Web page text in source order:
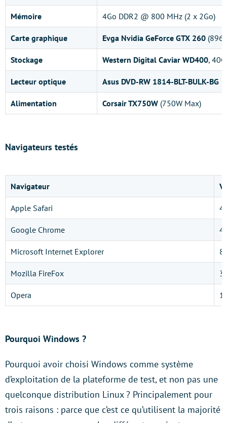
Mémoire 4Go DDR2 @ 800 MHz (2 x 2Go)
Carte graphique Evga Nvidia GeForce GTX 260 (896
Stockage Western Digital Caviar WD400,
Lecteur optique Asus DVD-RW 1814-BLT-BULK-BG
Alimentation Corsair TX750W (750W Max)
Navigateurs testés
Navigateur
Apple Safari
Google Chrome
Microsoft Internet Explorer 8
Mozilla FireFox
Opera
Pourquoi Windows ?
Pourquoi avoir choisi Windows comme système
d’exploitation de la plateforme de test, et non pas une
quelconque distribution Linux ? Principalement pour
trois raisons : parce que c’est ce qu’utilisent la majorité